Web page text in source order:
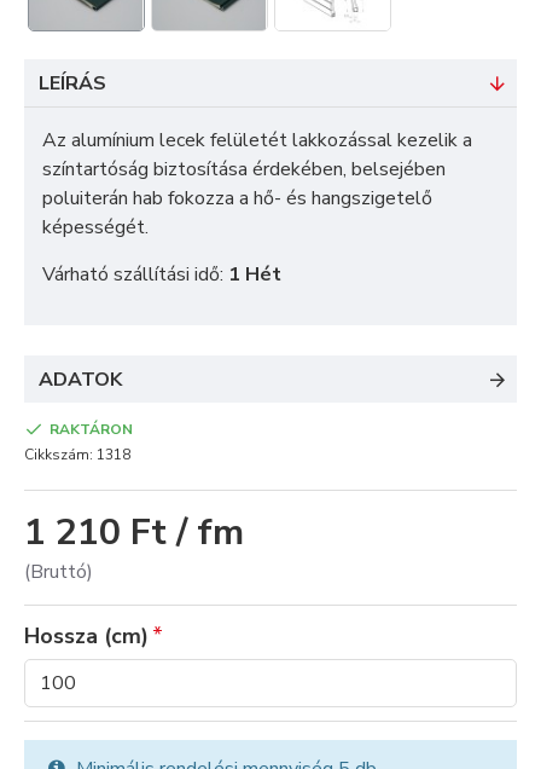
LEÍRÁS
Az alumínium lecek felületét lakkozással kezelik a
színtartóság biztosítása érdekében, belsejében
poluiterán hab fokozza a hő- és hangszigetelő
képességét.
Várható szállítási idő: 1 Hét
ADATOK
1 210 Ft / fm
(Bruttó)
RAKTÁRON
Cikkszám: 1318
Hossza (cm)